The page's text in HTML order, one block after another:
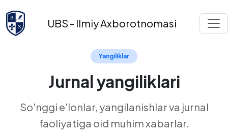
UBS - Ilmiy Axborotnomasi
Yangiliklar
Jurnal yangiliklari
So'nggi e'lonlar, yangilanishlar va jurnal
faoliyatiga oid muhim xabarlar.